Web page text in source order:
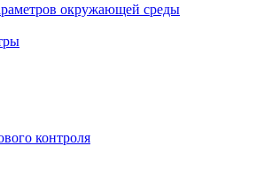
окружающей среды
контроля